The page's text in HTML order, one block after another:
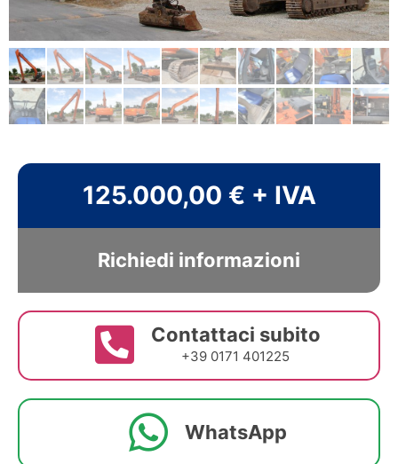
125.000,00 € + IVA
Richiedi informazioni
Contattaci subito
+39 0171 401225
WhatsApp